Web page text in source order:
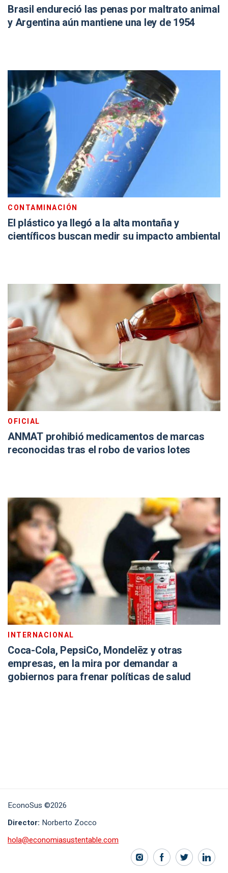
Brasil endureció las penas por maltrato animal
y Argentina aún mantiene una ley de 1954
CONTAMINACIÓN
El plástico ya llegó a la alta montaña y
científicos buscan medir su impacto ambiental
OFICIAL
ANMAT prohibió medicamentos de marcas
reconocidas tras el robo de varios lotes
INTERNACIONAL
Coca-Cola, PepsiCo, Mondelēz y otras
empresas, en la mira por demandar a
gobiernos para frenar políticas de salud
EconoSus ©2026
Director: Norberto Zocco
hola@economiasustentable.com